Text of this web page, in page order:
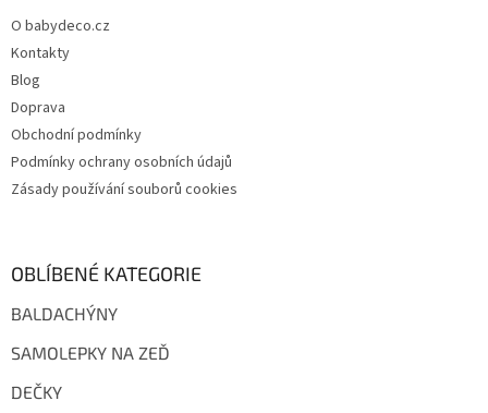
O babydeco.cz
Kontakty
Blog
Doprava
Obchodní podmínky
Podmínky ochrany osobních údajů
Zásady používání souborů cookies
OBLÍBENÉ KATEGORIE
BALDACHÝNY
SAMOLEPKY NA ZEĎ
DEČKY